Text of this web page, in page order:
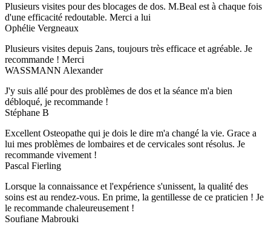
Plusieurs visites pour des blocages de dos. M.Beal est à chaque fois
d'une efficacité redoutable. Merci a lui
Ophélie Vergneaux
Plusieurs visites depuis 2ans, toujours très efficace et agréable. Je
recommande ! Merci
WASSMANN Alexander
J'y suis allé pour des problèmes de dos et la séance m'a bien
débloqué, je recommande !
Stéphane B
Excellent Osteopathe qui je dois le dire m'a changé la vie. Grace a
lui mes problèmes de lombaires et de cervicales sont résolus. Je
recommande vivement !
Pascal Fierling
Lorsque la connaissance et l'expérience s'unissent, la qualité des
soins est au rendez-vous. En prime, la gentillesse de ce praticien ! Je
le recommande chaleureusement !
Soufiane Mabrouki